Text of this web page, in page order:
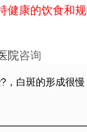
健康的饮食和
院咨询
，白斑的形成很